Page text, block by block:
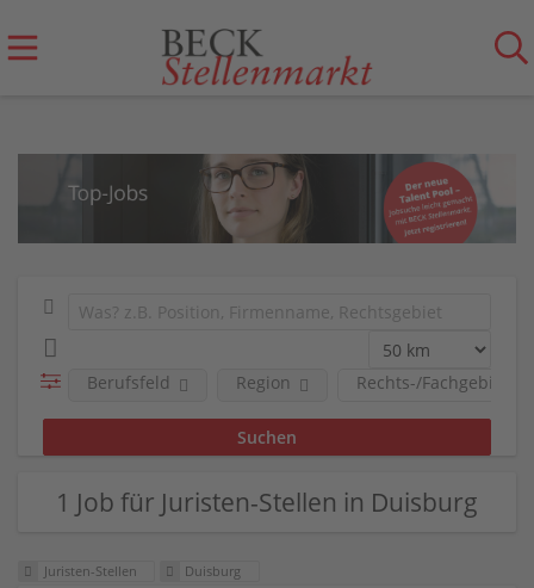
Berufsfeld Rechts-/Fachgebiete
Region
1 Job für Juristen-Stellen in Duisburg
Juristen-Stellen Duisburg